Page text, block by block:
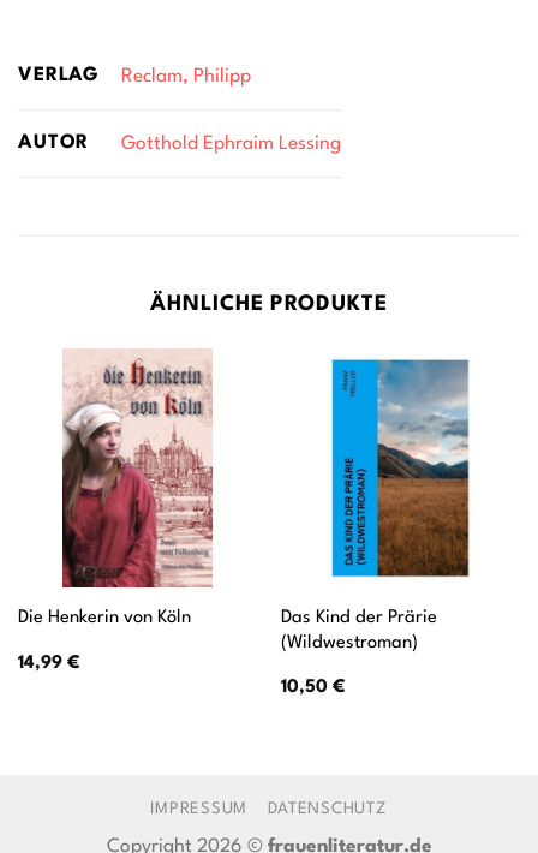
VERLAG Reclam, Philipp
AUTOR Gotthold Ephraim Lessing
ÄHNLICHE PRODUKTE
Die Henkerin von Köln
14,99 €
Das Kind der Prärie
(Wildwestroman)
10,50 €
IMPRESSUM DATENSCHUTZ
Copyright 2026 © frauenliteratur.de